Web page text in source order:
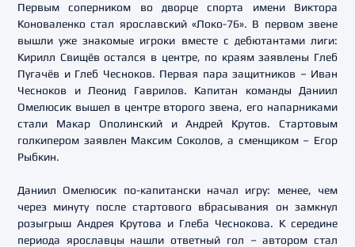
Первым соперником во дворце спорта имени Виктора
Коноваленко стал ярославский «Локо-76». В первом звене
вышли уже знакомые игроки вместе с дебютантами лиги:
Кирилл Свищёв остался в центре, по краям заявлены Глеб
Пугачёв и Глеб Чесноков. Первая пара защитников – Иван
Чесноков и Леонид Гаврилов. Капитан команды Даниил
Омелюсик вышел в центре второго звена, его напарниками
стали Макар Ополинский и Андрей Крутов. Стартовым
голкипером заявлен Максим Соколов, а сменщиком – Егор
Рыбкин.
Даниил Омелюсик по-капитански начал игру: менее, чем
через минуту после стартового вбрасывания он замкнул
розыгрыш Андрея Крутова и Глеба Чеснокова. К середине
периода ярославцы нашли ответный гол – автором стал